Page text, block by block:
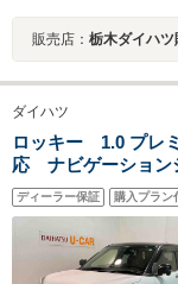
販売店： 栃木ダイハ
ダイハツ
ロッキー 1.0 プレ
応 ナビゲーション
ディーラー保証 購入プラン